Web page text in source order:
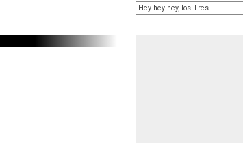
Hey hey hey, los Tres